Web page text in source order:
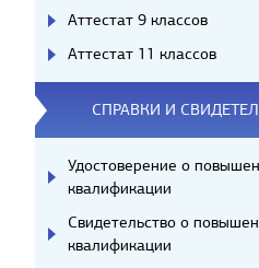
Аттестат 9 классов
Аттестат 11 классов
СПРАВКИ И
Удостоверение о
квалификации
Свидетельство о
квалификации